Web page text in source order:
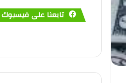
تابعنا على فيسبوك